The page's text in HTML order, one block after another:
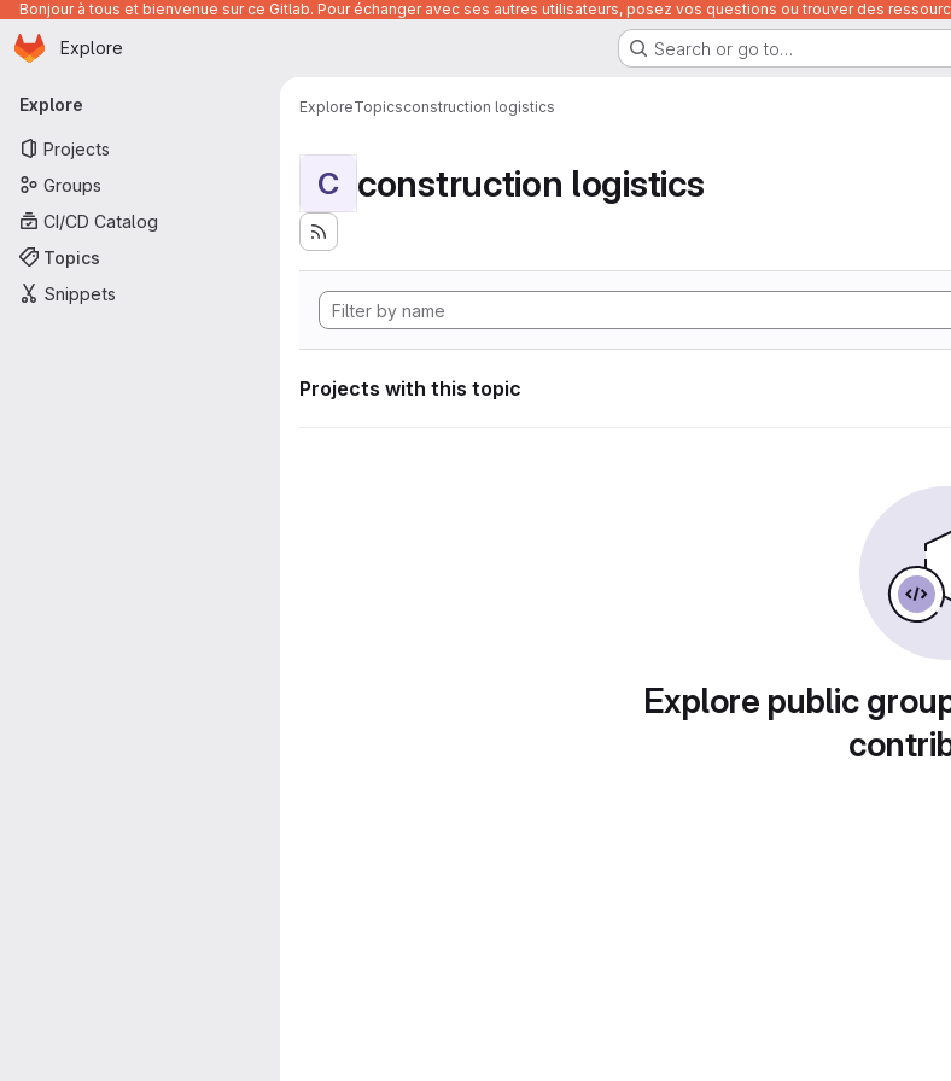
Bonjour à tous et bienvenue sur ce Gitlab. Pour échanger avec ses autres utilisateurs, posez vos questions ou trouver des
Skip to main content
Homepage
Explore Search or go to…
Primary navigation
Explore
Projects
Groups
CI/CD Catalog
Topics
Snippets
ExploreTopicsconstruction logistics
C construction logistics
Projects with this topic
Explore public